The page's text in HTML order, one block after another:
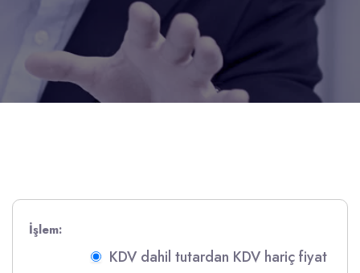
İşlem:
KDV dahil tutardan KDV hariç fiyat